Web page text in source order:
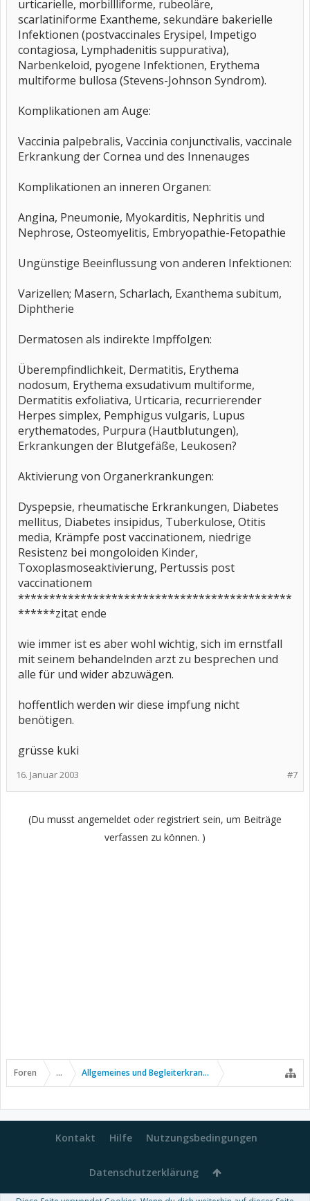
urticarielle, morbillliforme, rubeoläre,
scarlatiniforme Exantheme, sekundäre bakerielle
Infektionen (postvaccinales Erysipel, Impetigo
contagiosa, Lymphadenitis suppurativa),
Narbenkeloid, pyogene Infektionen, Erythema
multiforme bullosa (Stevens-Johnson Syndrom).
Komplikationen am Auge:
Vaccinia palpebralis, Vaccinia conjunctivalis, vaccinale
Erkrankung der Cornea und des Innenauges
Komplikationen an inneren Organen:
Angina, Pneumonie, Myokarditis, Nephritis und
Nephrose, Osteomyelitis, Embryopathie-Fetopathie
Ungünstige Beeinflussung von anderen Infektionen:
Varizellen; Masern, Scharlach, Exanthema subitum,
Diphtherie
Dermatosen als indirekte Impffolgen:
Überempfindlichkeit, Dermatitis, Erythema
nodosum, Erythema exsudativum multiforme,
Dermatitis exfoliativa, Urticaria, recurrierender
Herpes simplex, Pemphigus vulgaris, Lupus
erythematodes, Purpura (Hautblutungen),
Erkrankungen der Blutgefäße, Leukosen?
Aktivierung von Organerkrankungen:
Dyspepsie, rheumatische Erkrankungen, Diabetes
mellitus, Diabetes insipidus, Tuberkulose, Otitis
media, Krämpfe post vaccinationem, niedrige
Resistenz bei mongoloiden Kinder,
Toxoplasmoseaktivierung, Pertussis post
vaccinationem
********************************************
******zitat ende
wie immer ist es aber wohl wichtig, sich im ernstfall
mit seinem behandelnden arzt zu besprechen und
alle für und wider abzuwägen.
hoffentlich werden wir diese impfung nicht
benötigen.
grüsse kuki
#7
16. Januar 2003
(Du musst angemeldet oder registriert sein, um Beiträge
verfassen zu können. )
Foren ... Allgemeines und Begleiterkrankungen
Kontakt Hilfe Nutzungsbedingungen
Datenschutzerklärung